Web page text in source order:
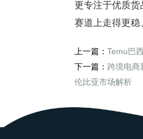
更专注于优质货
赛道上走得更稳
上一篇： Temu巴
下一篇： 跨境电商
伦比亚市场解析